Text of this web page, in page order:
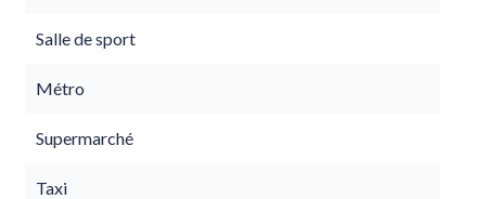
Salle de sport
Métro
Supermarché
Taxi